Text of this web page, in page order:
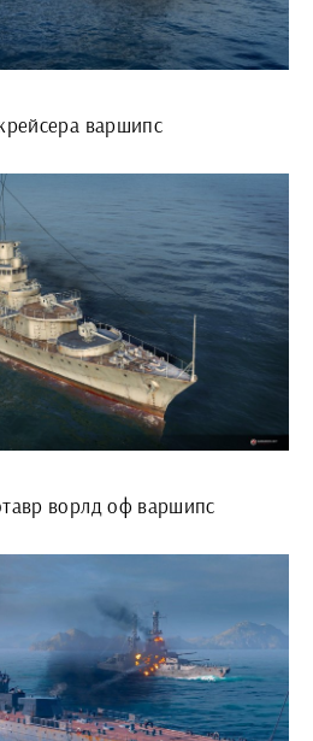
варшипс
ворлд оф варшипс